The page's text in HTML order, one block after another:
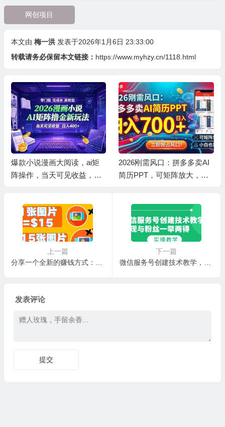
网创项目
本文由 梅一洪 发表于2026年1月6日 23:33:00
转载请务必保留本文链接： https://www.myhzy.cn/1118.html
爆款小说漫画大阅读，ai矩
阵操作，当天可见收益，号
2026刚需风口：拼多多卖AI
简历PPT，可矩阵放大，小
上一篇
下一篇
发表评论